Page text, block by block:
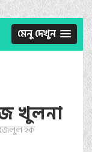
মেনু দেখুন
খুলনা
বজলুল হক